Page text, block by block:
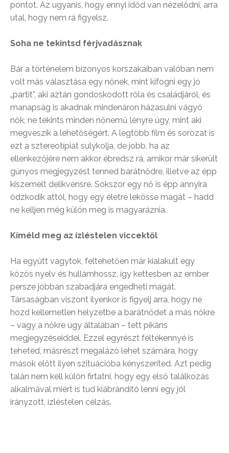
pontot. Az ugyanis, hogy ennyi időd van nézelődni, arra
utal, hogy nem rá figyelsz.
Soha ne tekintsd férjvadásznak
Bár a történelem bizonyos korszakaiban valóban nem
volt más választása egy nőnek, mint kifogni egy jó
„partit”, aki aztán gondoskodott róla és családjáról, és
manapság is akadnak mindenáron házasulni vágyó
nők, ne tekints minden nőnemű lényre úgy, mint aki
megveszik a lehetőségért. A legtöbb film és sorozat is
ezt a sztereotípiát sulykolja, de jobb, ha az
ellenkezőjére nem akkor ébredsz rá, amikor már sikerült
gúnyos megjegyzést tenned barátnődre, illetve az épp
kiszemelt delikvensre. Sokszor egy nő is épp annyira
ódzkodik attól, hogy egy életre lekösse magát – hadd
ne kelljen még külön meg is magyaráznia.
Kíméld meg az ízléstelen viccektől
Ha együtt vagytok, feltehetően már kialakult egy
közös nyelv és hullámhossz, így kettesben az ember
persze jobban szabadjára engedheti magát.
Társaságban viszont ilyenkor is figyelj arra, hogy ne
hozd kellemetlen helyzetbe a barátnődet a más nőkre
– vagy a nőkre úgy általában – tett pikáns
megjegyzéseiddel. Ezzel egyrészt féltékennyé is
teheted, másrészt megalázó lehet számára, hogy
mások előtt ilyen szituációba kényszeríted. Azt pedig
talán nem kell külön firtatni, hogy egy első találkozás
alkalmával miért is tud kiábrándító lenni egy jól
irányzott, ízléstelen célzás.